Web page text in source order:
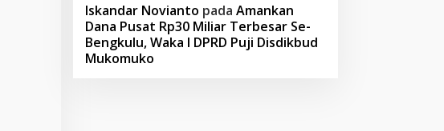
Iskandar Novianto pada Amankan
Dana Pusat Rp30 Miliar Terbesar Se-
Bengkulu, Waka I DPRD Puji Disdikbud
Mukomuko